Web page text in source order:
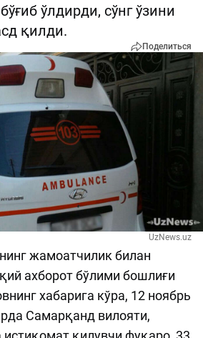
ўлдирди, сўнг ўзини
қилди.
Поделиться
UzNews.uz
жамоатчилик билан
ахборот бўлими бошлиғи
хабарига кўра, 12 ноябрь
Самарқанд вилояти,